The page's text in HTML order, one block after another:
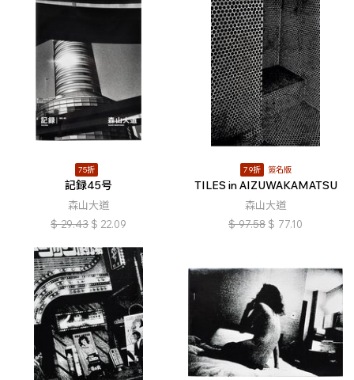
75折
記録45号
森山大道
$ 29.43 $ 22.09
79折 簽名版
TILES in AIZUWAKAMATSU
森山大道
$ 97.58 $ 77.10